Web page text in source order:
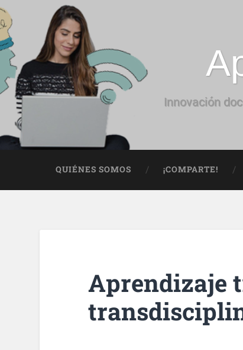
Innovación
QUIÉNES SOMOS ¡COMPARTE!
Aprendizaje